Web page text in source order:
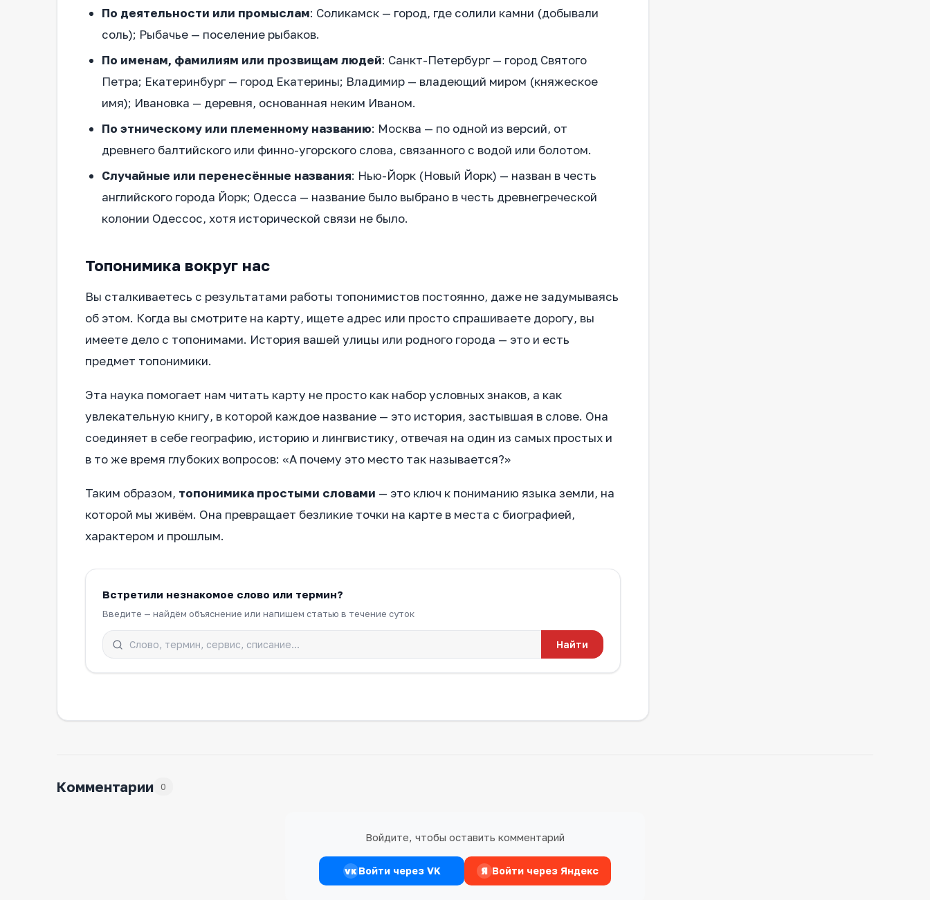
По деятельности или промыслам: Соликамск — город, где солили камни (добывали
соль); Рыбачье — поселение рыбаков.
По именам, фамилиям или прозвищам людей: Санкт-Петербург — город Святого
Петра; Екатеринбург — город Екатерины; Владимир — владеющий миром (княжеское
имя); Ивановка — деревня, основанная неким Иваном.
По этническому или племенному названию: Москва — по одной из версий, от
древнего балтийского или финно-угорского слова, связанного с водой или болотом.
Случайные или перенесённые названия: Нью-Йорк (Новый Йорк) — назван в честь
английского города Йорк; Одесса — название было выбрано в честь древнегреческой
колонии Одессос, хотя исторической связи не было.
Топонимика вокруг нас
Вы сталкиваетесь с результатами работы топонимистов постоянно, даже не задумываясь
об этом. Когда вы смотрите на карту, ищете адрес или просто спрашиваете дорогу, вы
имеете дело с топонимами. История вашей улицы или родного города — это и есть
предмет топонимики.
Эта наука помогает нам читать карту не просто как набор условных знаков, а как
увлекательную книгу, в которой каждое название — это история, застывшая в слове. Она
соединяет в себе географию, историю и лингвистику, отвечая на один из самых простых и
в то же время глубоких вопросов: «А почему это место так называется?»
Таким образом, топонимика простыми словами — это ключ к пониманию языка земли, на
которой мы живём. Она превращает безликие точки на карте в места с биографией,
характером и прошлым.
Встретили незнакомое слово или термин?
Введите — найдём объяснение или напишем статью в течение суток
Найти
Комментарии 0
Войдите, чтобы оставить комментарий
VKВойти через VK Я Войти через Яндекс